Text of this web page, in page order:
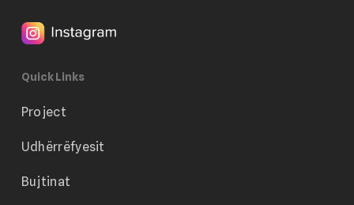
Quick Links
Project
Udhërrëfyesit
Bujtinat